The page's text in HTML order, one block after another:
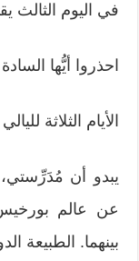
في اليوم الثالث
احذروا أيُّها
الأيام الثلاثة
يبدو أن
عن عالم
بينهما. الطبيعة